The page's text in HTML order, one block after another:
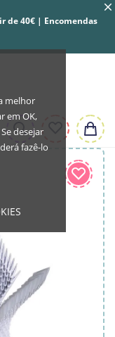
melhor
em OK,
desejar
fazê-lo
de 40€ | Encomendas